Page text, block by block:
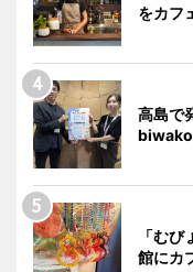
をカフ
高島で
biwako
「む
館にカ